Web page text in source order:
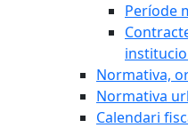
Període
Normativa,
Normativa
Calendari